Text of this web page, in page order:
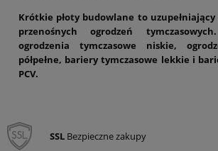
Krótkie płoty budowlane to
przenośnych ogrodzeń
ogrodzenia tymczasowe niskie,
półpełne, bariery tymczasowe lekkie i
PCV.
SSL Bezpieczne zakupy